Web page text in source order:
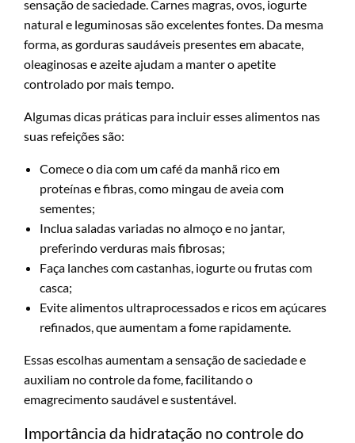
sensação de saciedade. Carnes magras, ovos, iogurte
natural e leguminosas são excelentes fontes. Da mesma
forma, as gorduras saudáveis presentes em abacate,
oleaginosas e azeite ajudam a manter o apetite
controlado por mais tempo.
Algumas dicas práticas para incluir esses alimentos nas
suas refeições são:
Comece o dia com um café da manhã rico em
proteínas e fibras, como mingau de aveia com
sementes;
Inclua saladas variadas no almoço e no jantar,
preferindo verduras mais fibrosas;
Faça lanches com castanhas, iogurte ou frutas com
casca;
Evite alimentos ultraprocessados e ricos em açúcares
refinados, que aumentam a fome rapidamente.
Essas escolhas aumentam a sensação de saciedade e
auxiliam no controle da fome, facilitando o
emagrecimento saudável e sustentável.
Importância da hidratação no controle do